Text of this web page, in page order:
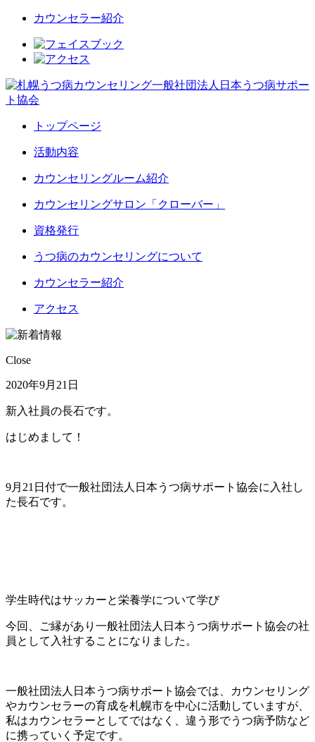
カウンセラー紹介
トップページ
活動内容
カウンセリングルーム紹介
カウンセリングサロン「クローバー」
資格発行
うつ病のカウンセリングについて
カウンセラー紹介
アクセス
Close
2020年9月21日
新入社員の長石です。
はじめまして！
9月21日付で一般社団法人日本うつ病サポート協会に入社し
た長石です。
学生時代はサッカーと栄養学について学び
今回、ご縁があり一般社団法人日本うつ病サポート協会の社
員として入社することになりました。
一般社団法人日本うつ病サポート協会では、カウンセリング
やカウンセラーの育成を札幌市を中心に活動していますが、
私はカウンセラーとしてではなく、違う形でうつ病予防など
に携っていく予定です。